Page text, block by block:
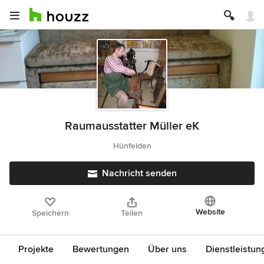
Raumausstatter Müller eK
Hünfelden
Nachricht senden
Speichern Teilen Website
Projekte Bewertungen Über uns